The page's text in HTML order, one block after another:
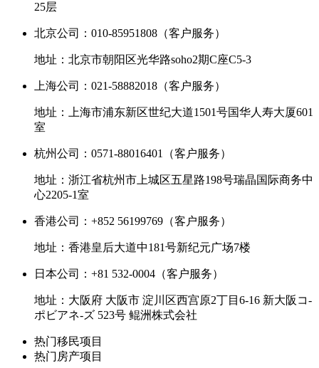
25层
北京公司：010-85951808（客户服务）
地址：北京市朝阳区光华路soho2期C座C5-3
上海公司：021-58882018（客户服务）
地址：上海市浦东新区世纪大道1501号国华人寿大厦601
室
杭州公司：0571-88016401（客户服务）
地址：浙江省杭州市上城区五星路198号瑞晶国际商务中
心2205-1室
香港公司：+852 56199769（客户服务）
地址：香港皇后大道中181号新纪元广场7楼
日本公司：+81 532-0004（客户服务）
地址：大阪府 大阪市 淀川区西宫原2丁目6-16 新大阪コ-
ポビアネ-ズ 523号 鲲洲株式会社
热门移民项目
热门房产项目